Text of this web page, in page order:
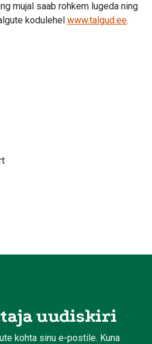
mujal saab rohkem lugeda ning
kodulehel www.talgud.ee.
uudiskiri
kohta sinu e-postile. Kuna